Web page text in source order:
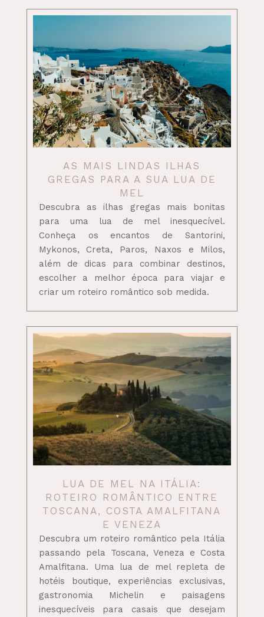
AS MAIS LINDAS ILHAS
GREGAS PARA A SUA LUA DE
MEL
Descubra as ilhas gregas mais bonitas
para uma lua de mel inesquecível.
Conheça os encantos de Santorini,
Mykonos, Creta, Paros, Naxos e Milos,
além de dicas para combinar destinos,
escolher a melhor época para viajar e
criar um roteiro romântico sob medida.
LUA DE MEL NA ITÁLIA:
ROTEIRO ROMÂNTICO ENTRE
TOSCANA, COSTA AMALFITANA
E VENEZA
Descubra um roteiro romântico pela Itália
passando pela Toscana, Veneza e Costa
Amalfitana. Uma lua de mel repleta de
hotéis boutique, experiências exclusivas,
gastronomia Michelin e paisagens
inesquecíveis para casais que desejam